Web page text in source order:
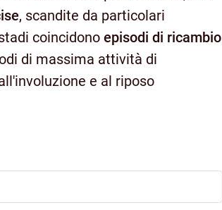
, scandite da particolari
coincidono episodi di ricambio
di massima attività di
e al riposo